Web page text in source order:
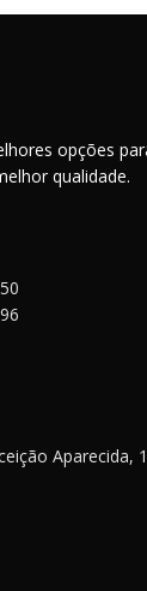
opções
qualidade.
Aparecida,